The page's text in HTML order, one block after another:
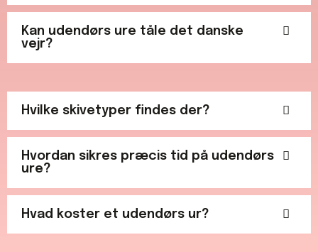
Kan udendørs ure tåle det danske
vejr?
Hvilke skivetyper findes der?
Hvordan sikres præcis tid på udendørs
ure?
Hvad koster et udendørs ur?